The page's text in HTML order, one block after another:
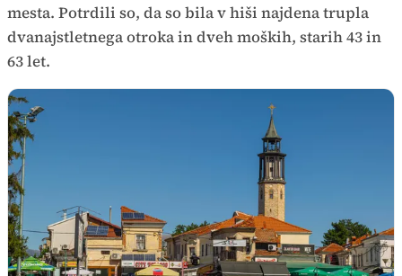
mesta. Potrdili so, da so bila v hiši najdena trupla
dvanajstletnega otroka in dveh moških, starih 43 in
63 let.